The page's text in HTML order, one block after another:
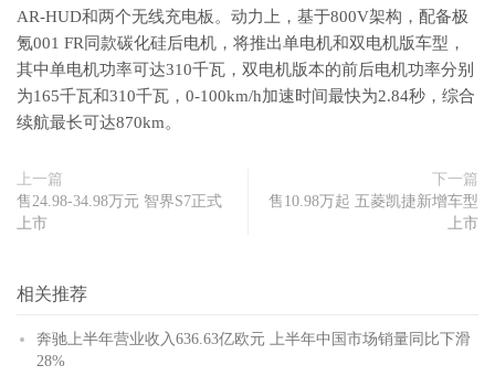
AR-HUD和两个无线充电板。动力上，基于800V架构，配备极
氪001 FR同款碳化硅后电机，将推出单电机和双电机版车型，
其中单电机功率可达310千瓦，双电机版本的前后电机功率分别
为165千瓦和310千瓦，0-100km/h加速时间最快为2.84秒，综合
续航最长可达870km。
上一篇
售24.98-34.98万元 智界S7正式
上市
下一篇
售10.98万起 五菱凯捷新增车型
上市
相关推荐
奔驰上半年营业收入636.63亿欧元 上半年中国市场销量同比下滑
28%